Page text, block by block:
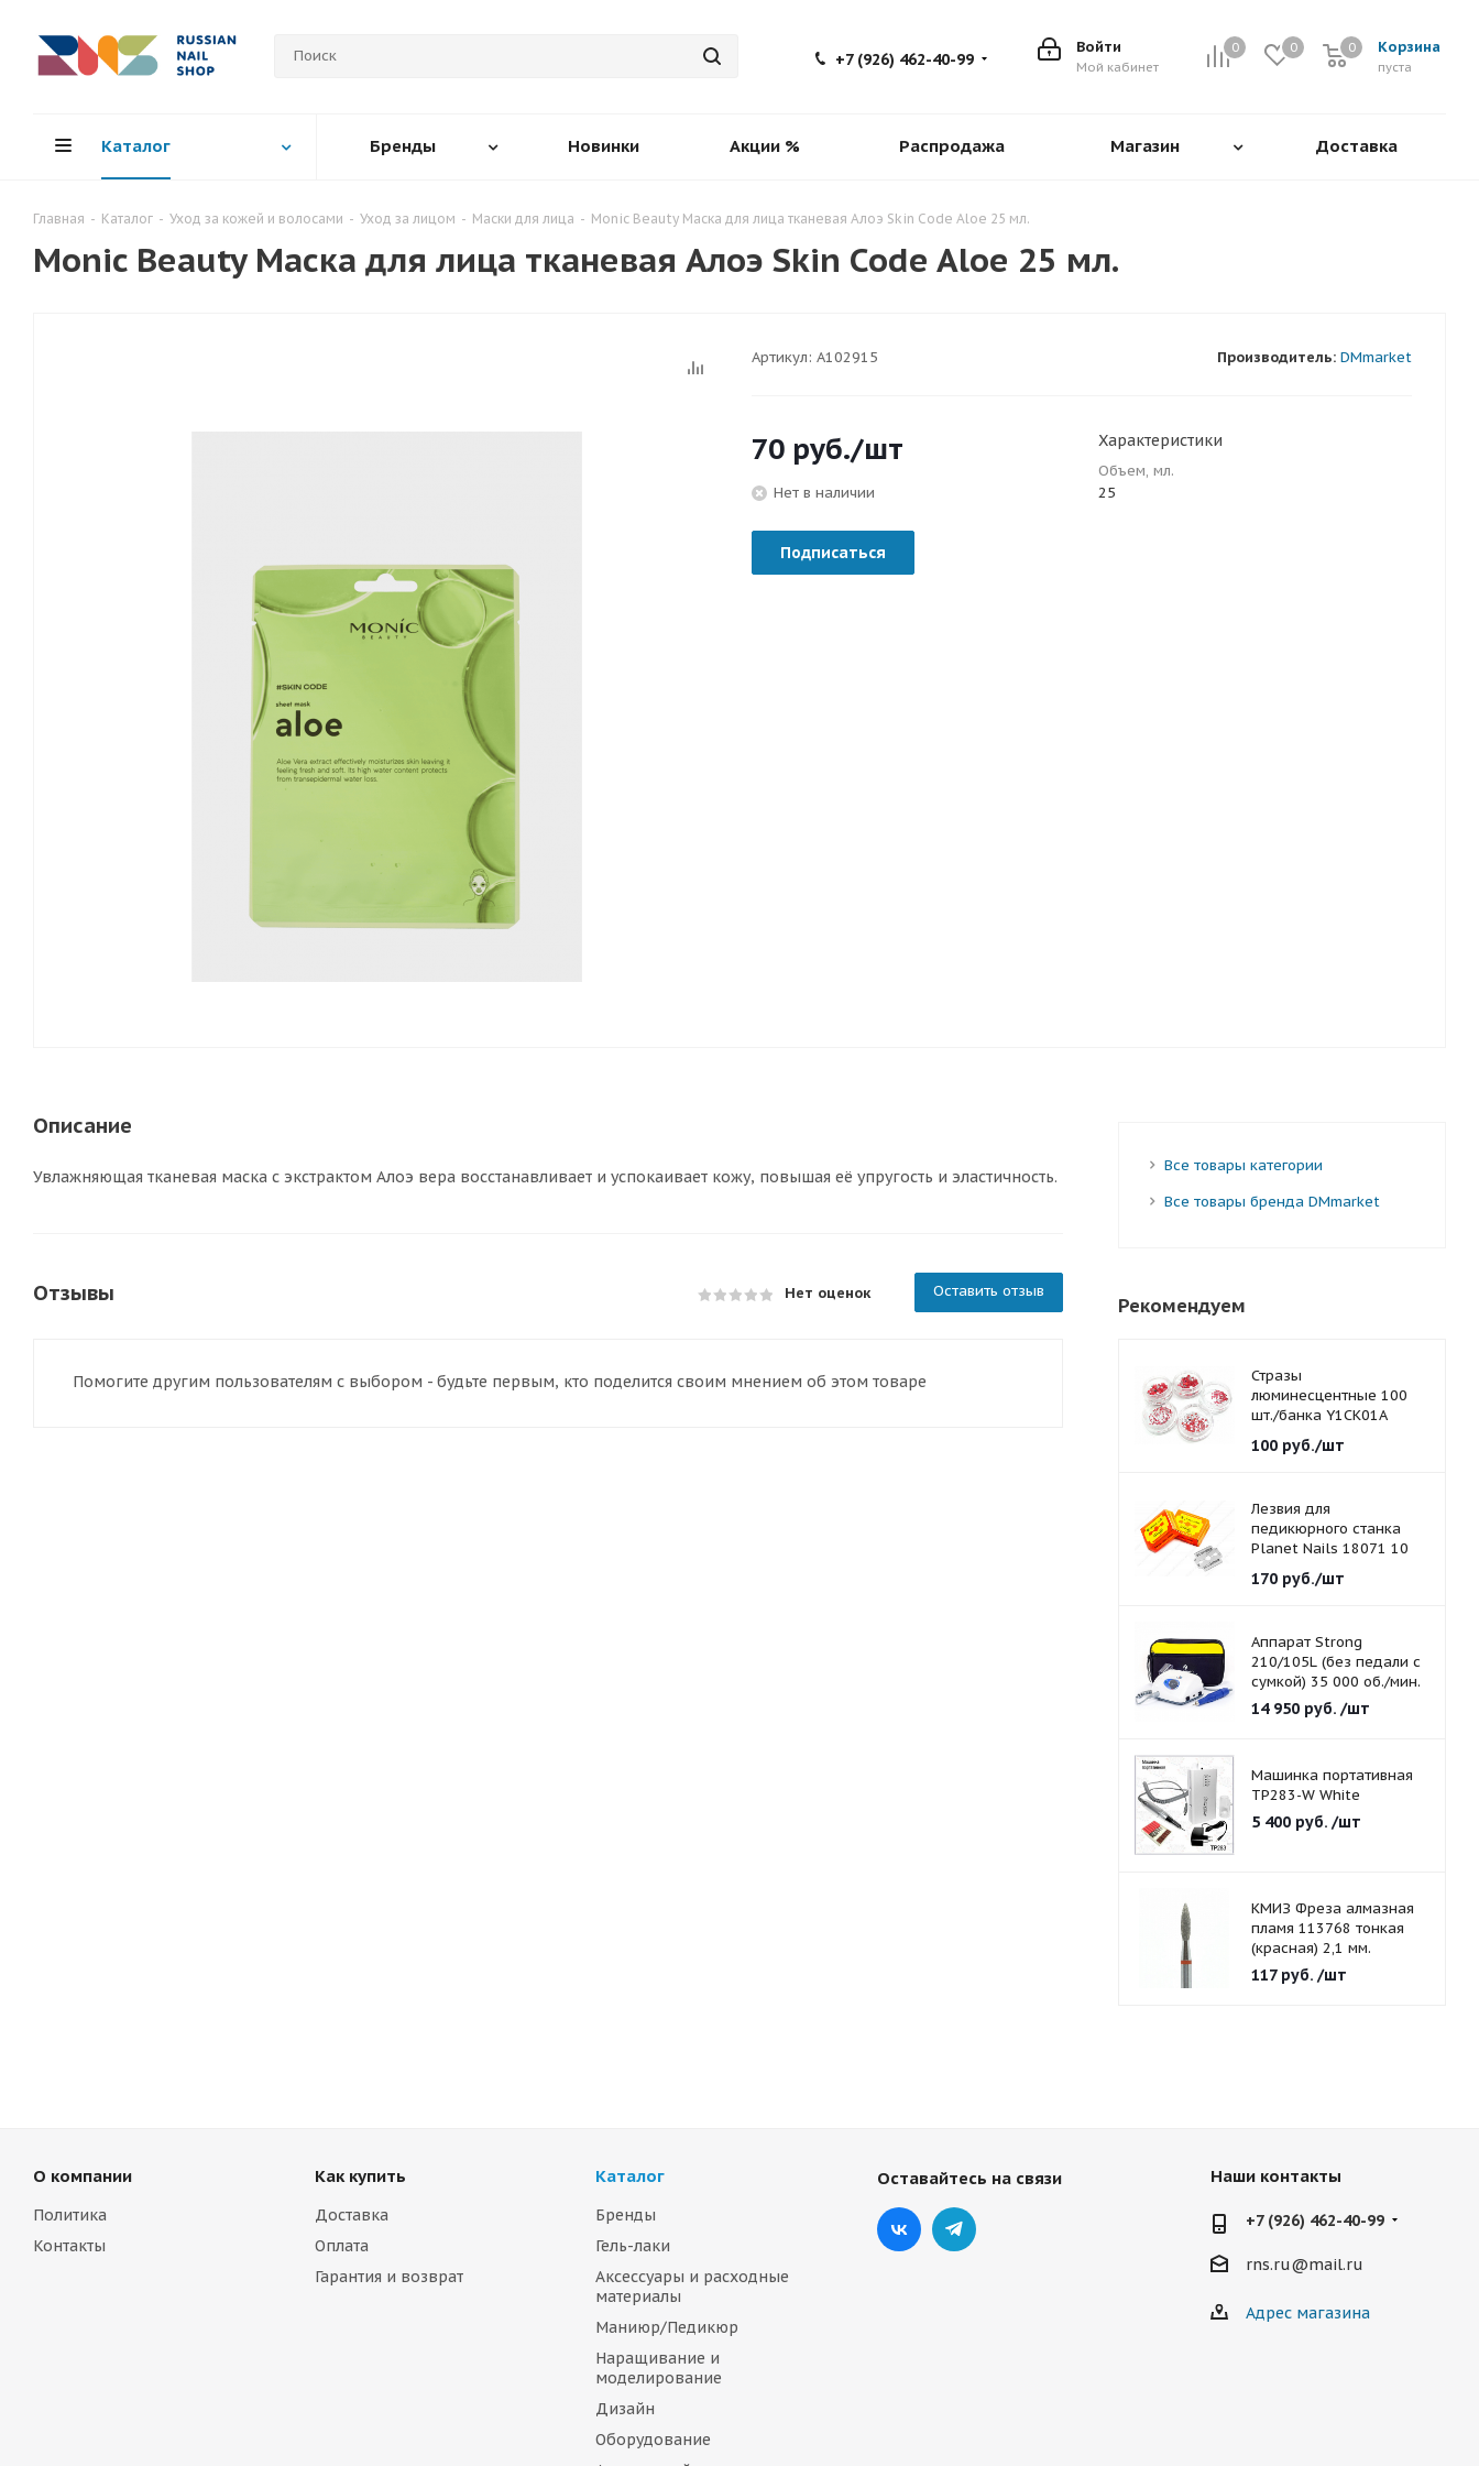
0 0 Корзина
0
пуста
0
Войти
Мой кабинет
+7 (926) 462-40-99
Каталог Бренды Новинки Акции % Распродажа Магазин Доставка
Главная - Каталог - Уход за кожей и волосами - Уход за лицом - Маски для лица - Monic Beauty Маска для лица тканевая Алоэ Skin Code Aloe 25 мл.
Monic Beauty Маска для лица тканевая Алоэ Skin Code Aloe 25 мл.
Артикул: A102915 Производитель: DMmarket
70 руб./шт
Нет в наличии
Подписаться
Характеристики
Объем, мл.
25
Описание
Увлажняющая тканевая маска с экстрактом Алоэ вера восстанавливает и успокаивает кожу, повышая её упругость и эластичность.
Отзывы Нет оценок Оставить отзыв
Помогите другим пользователям с выбором - будьте первым, кто поделится своим мнением об этом товаре
Все товары категории
Все товары бренда DMmarket
Рекомендуем
Стразы
люминесцентные 100
шт./банка Y1CK01A
красные 1,5 мм.
100руб./шт
Лезвия для
педикюрного станка
Planet Nails 18071 10
170руб./шт
Аппарат Strong
210/105L (без педали с
сумкой) 35 000 об./мин.
14 950руб. /шт
Машинка портативная
TP283-W White
5 400руб. /шт
КМИЗ Фреза алмазная
пламя 113768 тонкая
(красная) 2,1 мм.
117руб. /шт
О компании
Политика
Контакты
Как купить
Доставка
Оплата
Гарантия и возврат
Каталог
Бренды
Гель-лаки
Аксессуары и расходные
материалы
Маниюр/Педикюр
Наращивание и
моделирование
Дизайн
Оборудование
Оставайтесь на связи Наши контакты
+7 (926) 462-40-99
rns.ru@mail.ru
Адрес магазина